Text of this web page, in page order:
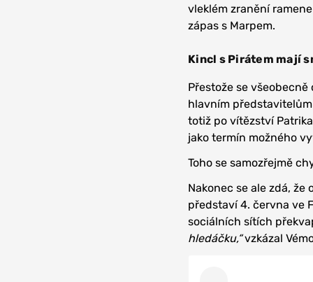
vleklém zranění
zápas s Marpem.
Kincl s Pirátem mají
Přestože se
hlavním představitelům
totiž po vítězství
jako termín možného
Toho se samozřejmě
Nakonec se ale zdá, že
představí 4. června ve
sociálních sítích
hledáčku,“vzkázal